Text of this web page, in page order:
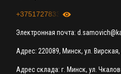
+375172783333
Электронная почта:
Адрес: 220089, Минск, ул.
Адрес склада: г. Минск, ул.